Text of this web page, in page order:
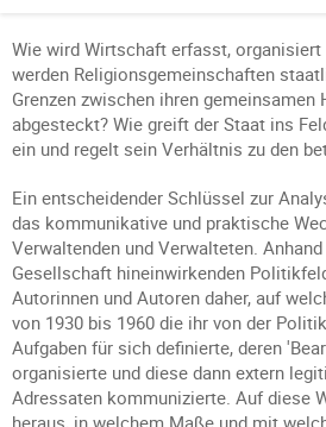
Wie wird Wirtschaft erfasst, organisiert
werden Religionsgemeinschaften
Grenzen zwischen ihren gemeinsamen
abgesteckt? Wie greift der Staat ins
ein und regelt sein Verhältnis zu den
Ein entscheidender Schlüssel zur
das kommunikative und praktische
Verwaltenden und Verwalteten.
Gesellschaft hineinwirkenden
Autorinnen und Autoren daher, auf
von 1930 bis 1960 die ihr von der
Aufgaben für sich definierte, deren
organisierte und diese dann extern
Adressaten kommunizierte. Auf diese
heraus, in welchem Maße und mit